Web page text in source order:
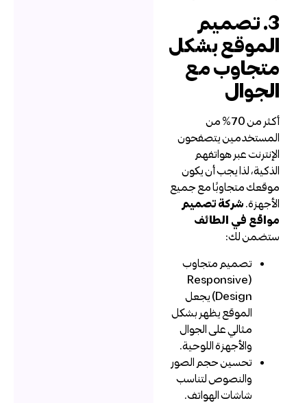
3. تصميم
الموقع بشكل
متجاوب مع
الجوال
أكثر من 70% من
المستخدمين يتصفحون
الإنترنت عبر هواتفهم
الذكية، لذا يجب أن يكون
موقعك متجاوبًا مع جميع
الأجهزة.شركة تصميم
مواقع في الطائف
ستضمن لك:
تصميم متجاوب
(Responsive
Design) يجعل
الموقع يظهر بشكل
مثالي على الجوال
والأجهزة اللوحية.
تحسين حجم الصور
والنصوص لتناسب
شاشات الهواتف.